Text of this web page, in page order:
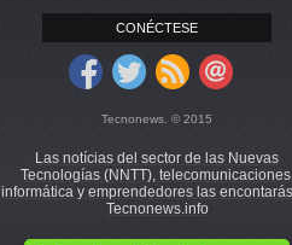
CONÉCTESE
Tecnonews. © 2015
Las notícias del sector de las Nuevas
Tecnologías (NNTT),
informática y emprendedores las
Tecnonews.info